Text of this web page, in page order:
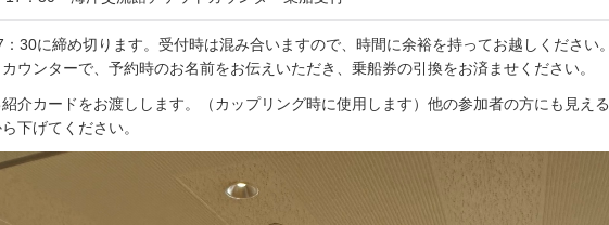
30に締め切ります。受付時は混み合いますので、時間に余裕を持ってお越しください。
ウンターで、予約時のお名前をお伝えいただき、乗船券の引換をお済ませください。
介カードをお渡しします。（カップリング時に使用します）他の参加者の方にも見える
下げてください。